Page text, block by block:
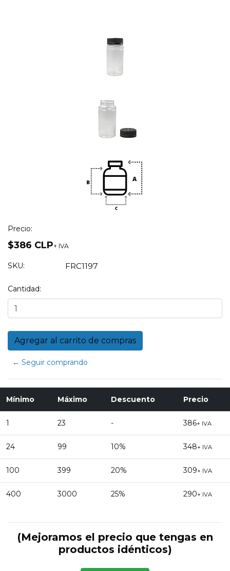
Precio:
$386 CLP+ IVA
SKU: FRC1197
Cantidad:
← Seguir comprando
Mínimo Máximo Descuento Precio
1 23 - 386+ IVA
24 99 10% 348+ IVA
100 399 20% 309+ IVA
400 3000 25% 290+ IVA
(Mejoramos el precio que tengas en
productos idénticos)